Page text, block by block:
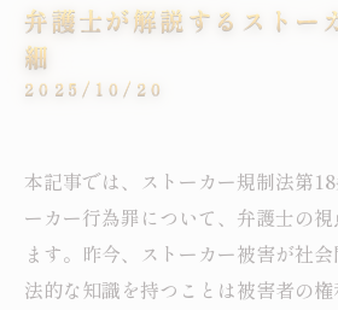
弁護士が解説するストー
細
2025/10/20
本記事では、ストーカー規制法第
ーカー行為罪について、弁護士の
ます。昨今、ストーカー被害が社会
法的な知識を持つことは被害者の